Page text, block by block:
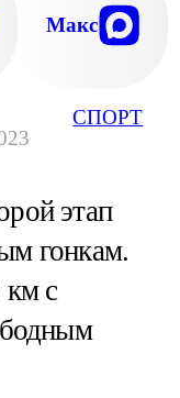
СПОРТ
Макс
этап
гонкам.
км с